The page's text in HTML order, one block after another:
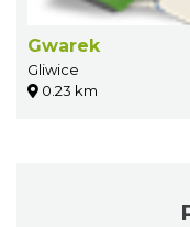
Gwarek
Gliwice
0.23 km